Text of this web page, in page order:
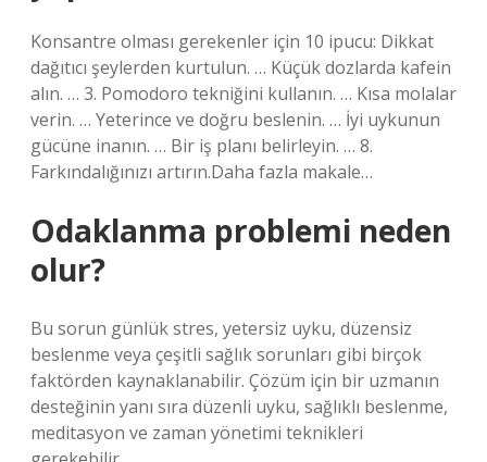
Konsantre olması gerekenler için 10 ipucu: Dikkat
dağıtıcı şeylerden kurtulun. … Küçük dozlarda kafein
alın. … 3. Pomodoro tekniğini kullanın. … Kısa molalar
verin. … Yeterince ve doğru beslenin. … İyi uykunun
gücüne inanın. … Bir iş planı belirleyin. … 8.
Farkındalığınızı artırın.Daha fazla makale…
Odaklanma problemi neden
olur?
Bu sorun günlük stres, yetersiz uyku, düzensiz
beslenme veya çeşitli sağlık sorunları gibi birçok
faktörden kaynaklanabilir. Çözüm için bir uzmanın
desteğinin yanı sıra düzenli uyku, sağlıklı beslenme,
meditasyon ve zaman yönetimi teknikleri